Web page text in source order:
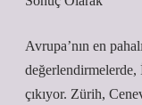
Avrupa’nın en
çıkıyor. Zürih,